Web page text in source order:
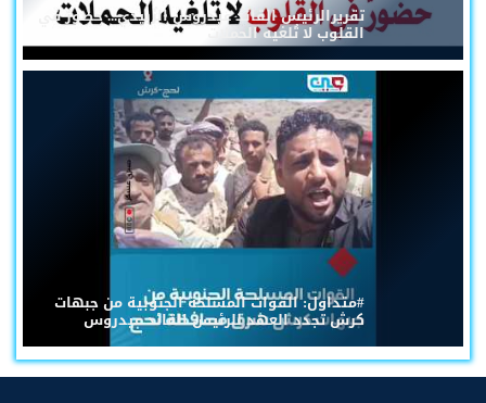
تقريرالرئيس القائد عيدروس الزُبيدي... حضورٌ في
القلوب لا تُلغيه الحملات
#متداول: القوات المسلحة الجنوبية من جبهات
كرش تجدد العهد للرئيس القائد عيدروس